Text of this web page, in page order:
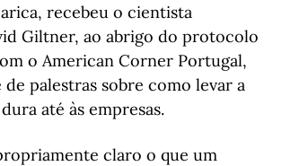
recebeu o cientista
Giltner, ao abrigo do protocolo
o American Corner Portugal,
de palestras sobre como levar a
até às empresas.
claro o que um